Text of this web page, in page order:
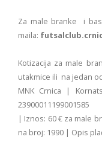
Za male branke i
maila:
Kotizacija za male
utakmice ili na jedan
MNK Crnica |
23900011199001585
| Iznos: 60 € za male
na broj: 1990 | Opis